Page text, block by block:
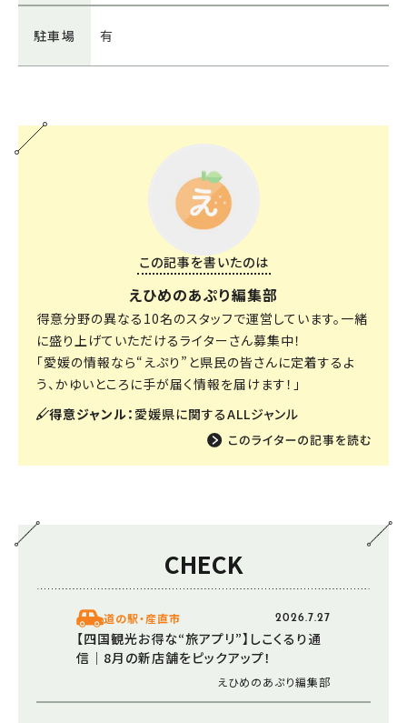
駐車場 有
この記事を書いたのは
えひめのあぷり編集部
得意分野の異なる10名のスタッフで運営しています。一緒
に盛り上げていただけるライターさん募集中！
「愛媛の情報なら“えぷり”と県民の皆さんに定着するよ
う、かゆいところに手が届く情報を届けます！」
得意ジャンル： 愛媛県に関するALLジャンル
CHECK
道の駅・産直市 2026.7.27
【四国観光お得な“旅アプリ”】しこくるり通
信｜8月の新店舗をピックアップ！
えひめのあぷり編集部